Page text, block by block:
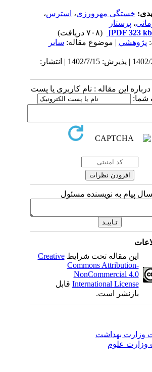
خستگی مهرورزی،استرس،
،پرستار
| موضوع مقاله:سایر
دریافت: 1402/2/5 | پذیرش: 1402/7/15 | انتشار:
این مقاله : نام کاربری یا پست
شما:
پیام به نویسنده مسئول
این مقاله تحت شرایطCreative
Commons Attribution-
NonCommercial 4.0
International Licenseقابل
بازنشر است.
بهداشت
علوم